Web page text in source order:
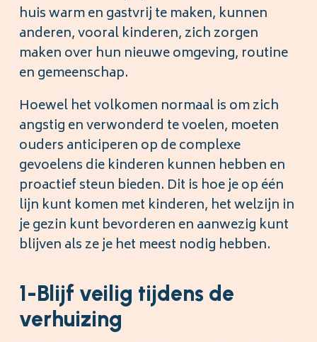
huis warm en gastvrij te maken, kunnen
anderen, vooral kinderen, zich zorgen
maken over hun nieuwe omgeving, routine
en gemeenschap.
Hoewel het volkomen normaal is om zich
angstig en verwonderd te voelen, moeten
ouders anticiperen op de complexe
gevoelens die kinderen kunnen hebben en
proactief steun bieden. Dit is hoe je op één
lijn kunt komen met kinderen, het welzijn in
je gezin kunt bevorderen en aanwezig kunt
blijven als ze je het meest nodig hebben.
1-Blijf veilig tijdens de
verhuizing